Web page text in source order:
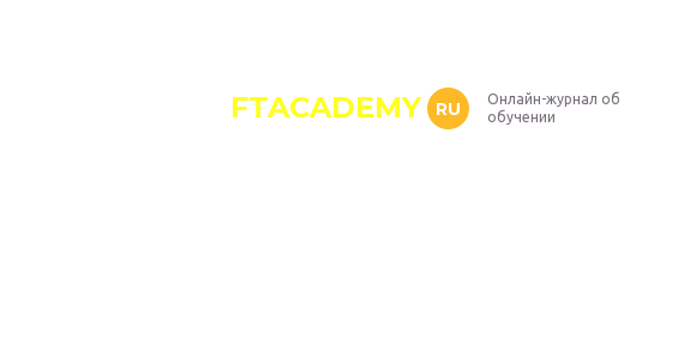
FTACADEMY RU
Онлайн-журнал об
обучении